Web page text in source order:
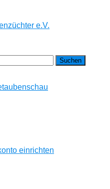
e.V.
einrichten